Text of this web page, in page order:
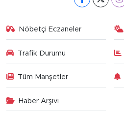
Nöbetçi Eczaneler
Trafik Durumu
Tüm Manşetler
Haber Arşivi